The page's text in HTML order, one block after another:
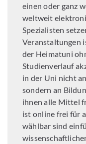
einen oder ganz
weltweit
Spezialisten
Veranstaltungen
der Heimatuni
Studienverlauf
in der Uni nicht
sondern an
ihnen alle Mittel
ist online frei für
wählbar sind